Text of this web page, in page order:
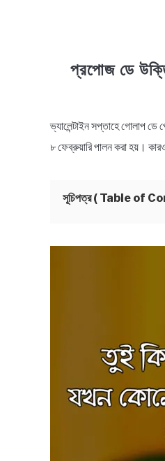
প্রপোজ ডে
in
Bengali
Wishes
ভ্যালেন্টাইন সপ্তাহে গোলাপ ডে
৮ ফেব্রুয়ারি পালন করা হয়।
সূচিপত্র ( Table of